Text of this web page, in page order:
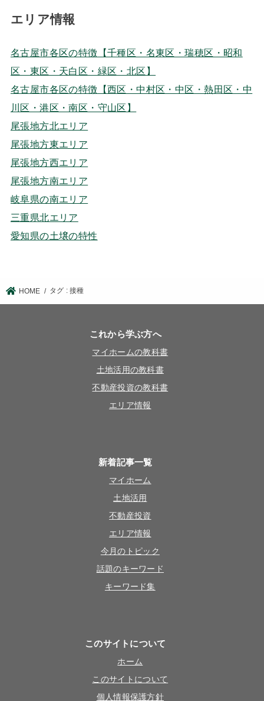
エリア情報
名古屋市各区の特徴【千種区・名東区・瑞穂区・昭和
区・東区・天白区・緑区・北区】
名古屋市各区の特徴【西区・中村区・中区・熱田区・中
川区・港区・南区・守山区】
尾張地方北エリア
尾張地方東エリア
尾張地方西エリア
尾張地方南エリア
岐阜県の南エリア
三重県北エリア
愛知県の土壌の特性
HOME タグ : 接種
これから学ぶ方へ
マイホームの教科書
土地活用の教科書
不動産投資の教科書
エリア情報
新着記事一覧
マイホーム
土地活用
不動産投資
エリア情報
今月のトピック
話題のキーワード
キーワード集
このサイトについて
ホーム
このサイトについて
個人情報保護方針